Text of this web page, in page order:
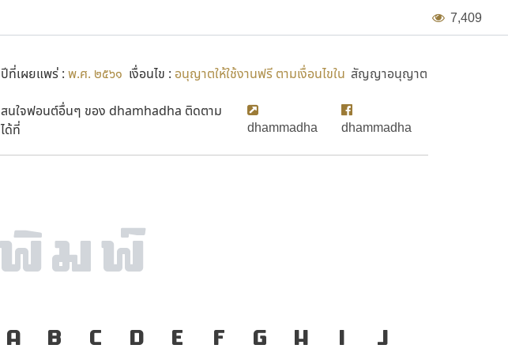
7,409
ปีที่เผยแพร่ : พ.ศ. ๒๕๖๑ เงื่อนไข : อนุญาตให้ใช้งานฟรี ตามเงื่อนไขใน สัญญาอนุญาต
สนใจฟอนต์อื่นๆ ของ dhamhadha ติดตาม
ได้ที่
dhammadha dhammadha
A B C D E F G H I
J
ภาษา คือ เครื่องมือสำคัญที่ทำให้ความ